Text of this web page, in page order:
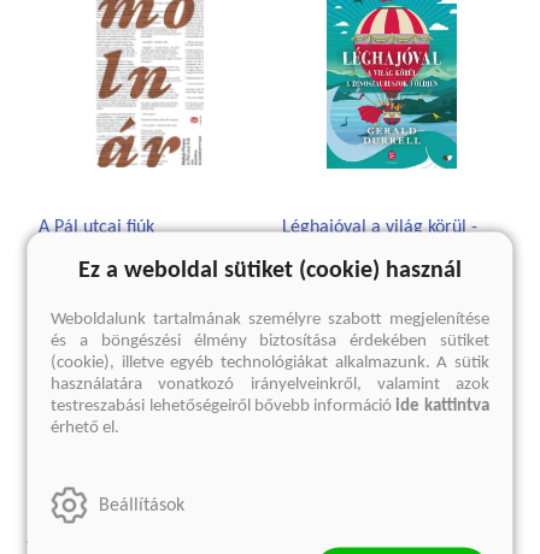
A Pál utcai fiúk
Molnár Ferenc
Eredeti ár:1 999 Ft
kosárba
Léghajóval a világ körül -
dinoszauruszok földjén
Gerald Durrell
3 449 Ft
Eredeti ár:
4 599 Ft
A sorozat további termékei
Ez a weboldal sütiket (cookie) használ
Weboldalunk tartalmának személyre szabott megjelenítése
és a böngészési élmény biztosítása érdekében sütiket
(cookie), illetve egyéb technológiákat alkalmazunk. A sütik
használatára vonatkozó irányelveinkről, valamint azok
testreszabási lehetőségeiről bővebb információide kattintva
érhető el.
Beállítások